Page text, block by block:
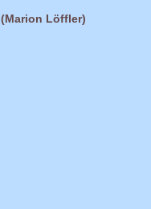
(Marion Löffler)